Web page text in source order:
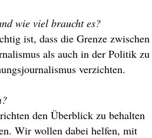
wie viel braucht es?
ist, dass die Grenze zwischen
als auch in der Politik zu
verzichten.
den Überblick zu behalten
Wir wollen dabei helfen, mit